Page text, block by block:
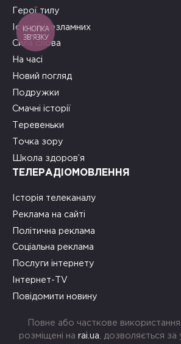
Герої тилу
Історії Незламних
Сила слова
На часі
Новий погляд
Подружки
Смачні історії
Теревеньки
Точка зору
Школа здоров’я
ТЕЛЕРАДІОМОВЛЕННЯ
Історія телеканалу
Реклама на сайті
Політична реклама
Соціальна реклама
Послуги інтернету
Інтернет-TV
Повідомити новину
Повне або часткове використання
розміщені на rai.ua , дозволяється
КНОПКА
ЗВ'ЯЗКУ